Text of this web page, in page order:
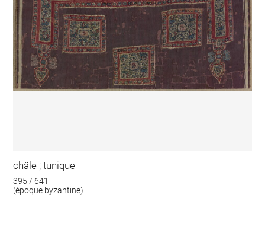
châle ; tunique
395 / 641
(époque byzantine)